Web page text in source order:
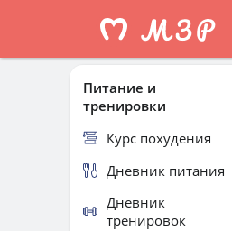
Питание и
тренировки
Курс похудения
Дневник питания
Дневник
тренировок